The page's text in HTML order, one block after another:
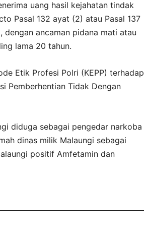
uang hasil kejahatan tindak
Pasal 132 ayat (2) atau Pasal 137
ancaman pidana mati atau
lama 20 tahun.
Etik Profesi Polri (KEPP) terhadap
Pemberhentian Tidak Dengan
diduga sebagai pengedar narkoba
dinas milik Malaungi sebagai
positif Amfetamin dan